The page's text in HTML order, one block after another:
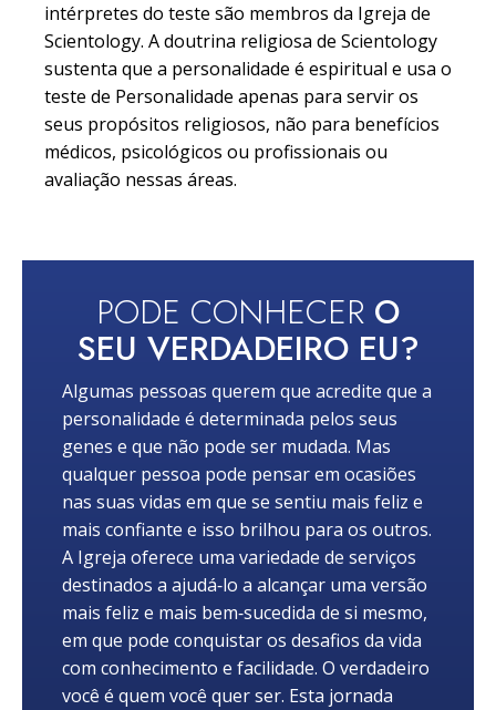
intérpretes do teste são membros da Igreja de
Scientology. A doutrina religiosa de Scientology
sustenta que a personalidade é espiritual e usa o
teste de Personalidade apenas para servir os
seus propósitos religiosos, não para benefícios
médicos, psicológicos ou profissionais ou
avaliação nessas áreas.
PODE CONHECER O
SEU VERDADEIRO EU?
Algumas pessoas querem que acredite que a
personalidade é determinada pelos seus
genes e que não pode ser mudada. Mas
qualquer pessoa pode pensar em ocasiões
nas suas vidas em que se sentiu mais feliz e
mais confiante e isso brilhou para os outros.
A Igreja oferece uma variedade de serviços
destinados a ajudá‑lo a alcançar uma versão
mais feliz e mais bem‑sucedida de si mesmo,
em que pode conquistar os desafios da vida
com conhecimento e facilidade. O verdadeiro
você é quem você quer ser. Esta jornada